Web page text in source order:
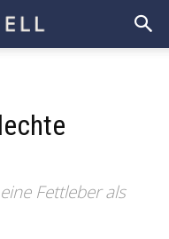
Fettleber als